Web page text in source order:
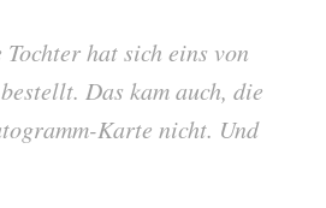
Tochter hat sich eins von
Das kam auch, die
Karte nicht. Und